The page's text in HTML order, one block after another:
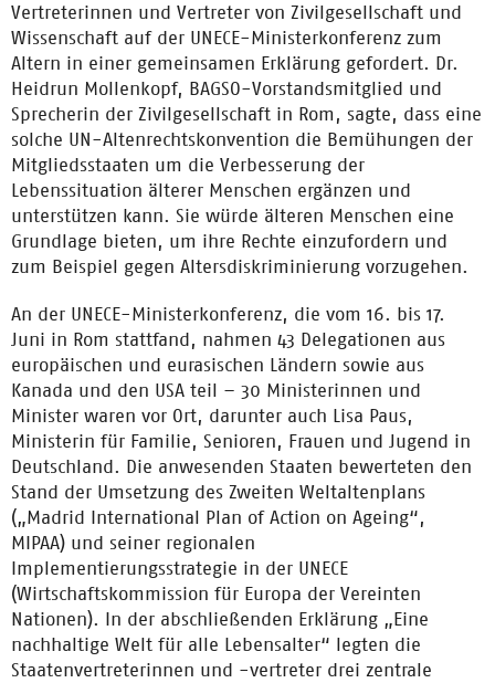
Vertreterinnen und Vertreter von Zivilgesellschaft und
Wissenschaft auf der UNECE-Ministerkonferenz zum
Altern in einer gemeinsamen Erklärung gefordert. Dr.
Heidrun Mollenkopf, BAGSO-Vorstandsmitglied und
Sprecherin der Zivilgesellschaft in Rom, sagte, dass eine
solche UN-Altenrechtskonvention die Bemühungen der
Mitgliedsstaaten um die Verbesserung der
Lebenssituation älterer Menschen ergänzen und
unterstützen kann. Sie würde älteren Menschen eine
Grundlage bieten, um ihre Rechte einzufordern und
zum Beispiel gegen Altersdiskriminierung vorzugehen.
An der UNECE-Ministerkonferenz, die vom 16. bis 17.
Juni in Rom stattfand, nahmen 43 Delegationen aus
europäischen und eurasischen Ländern sowie aus
Kanada und den USA teil – 30 Ministerinnen und
Minister waren vor Ort, darunter auch Lisa Paus,
Ministerin für Familie, Senioren, Frauen und Jugend in
Deutschland. Die anwesenden Staaten bewerteten den
Stand der Umsetzung des Zweiten Weltaltenplans
(„Madrid International Plan of Action on Ageing“,
MIPAA) und seiner regionalen
Implementierungsstrategie in der UNECE
(Wirtschaftskommission für Europa der Vereinten
Nationen). In der abschließenden Erklärung „Eine
nachhaltige Welt für alle Lebensalter“ legten die
Staatenvertreterinnen und -vertreter drei zentrale